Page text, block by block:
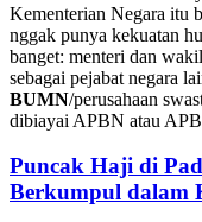
Kementerian Negara itu
nggak punya kekuatan
banget: menteri dan
sebagai pejabat negara
BUMN/perusahaan
dibiayai APBN atau
Puncak Haji di
Berkumpul dalam